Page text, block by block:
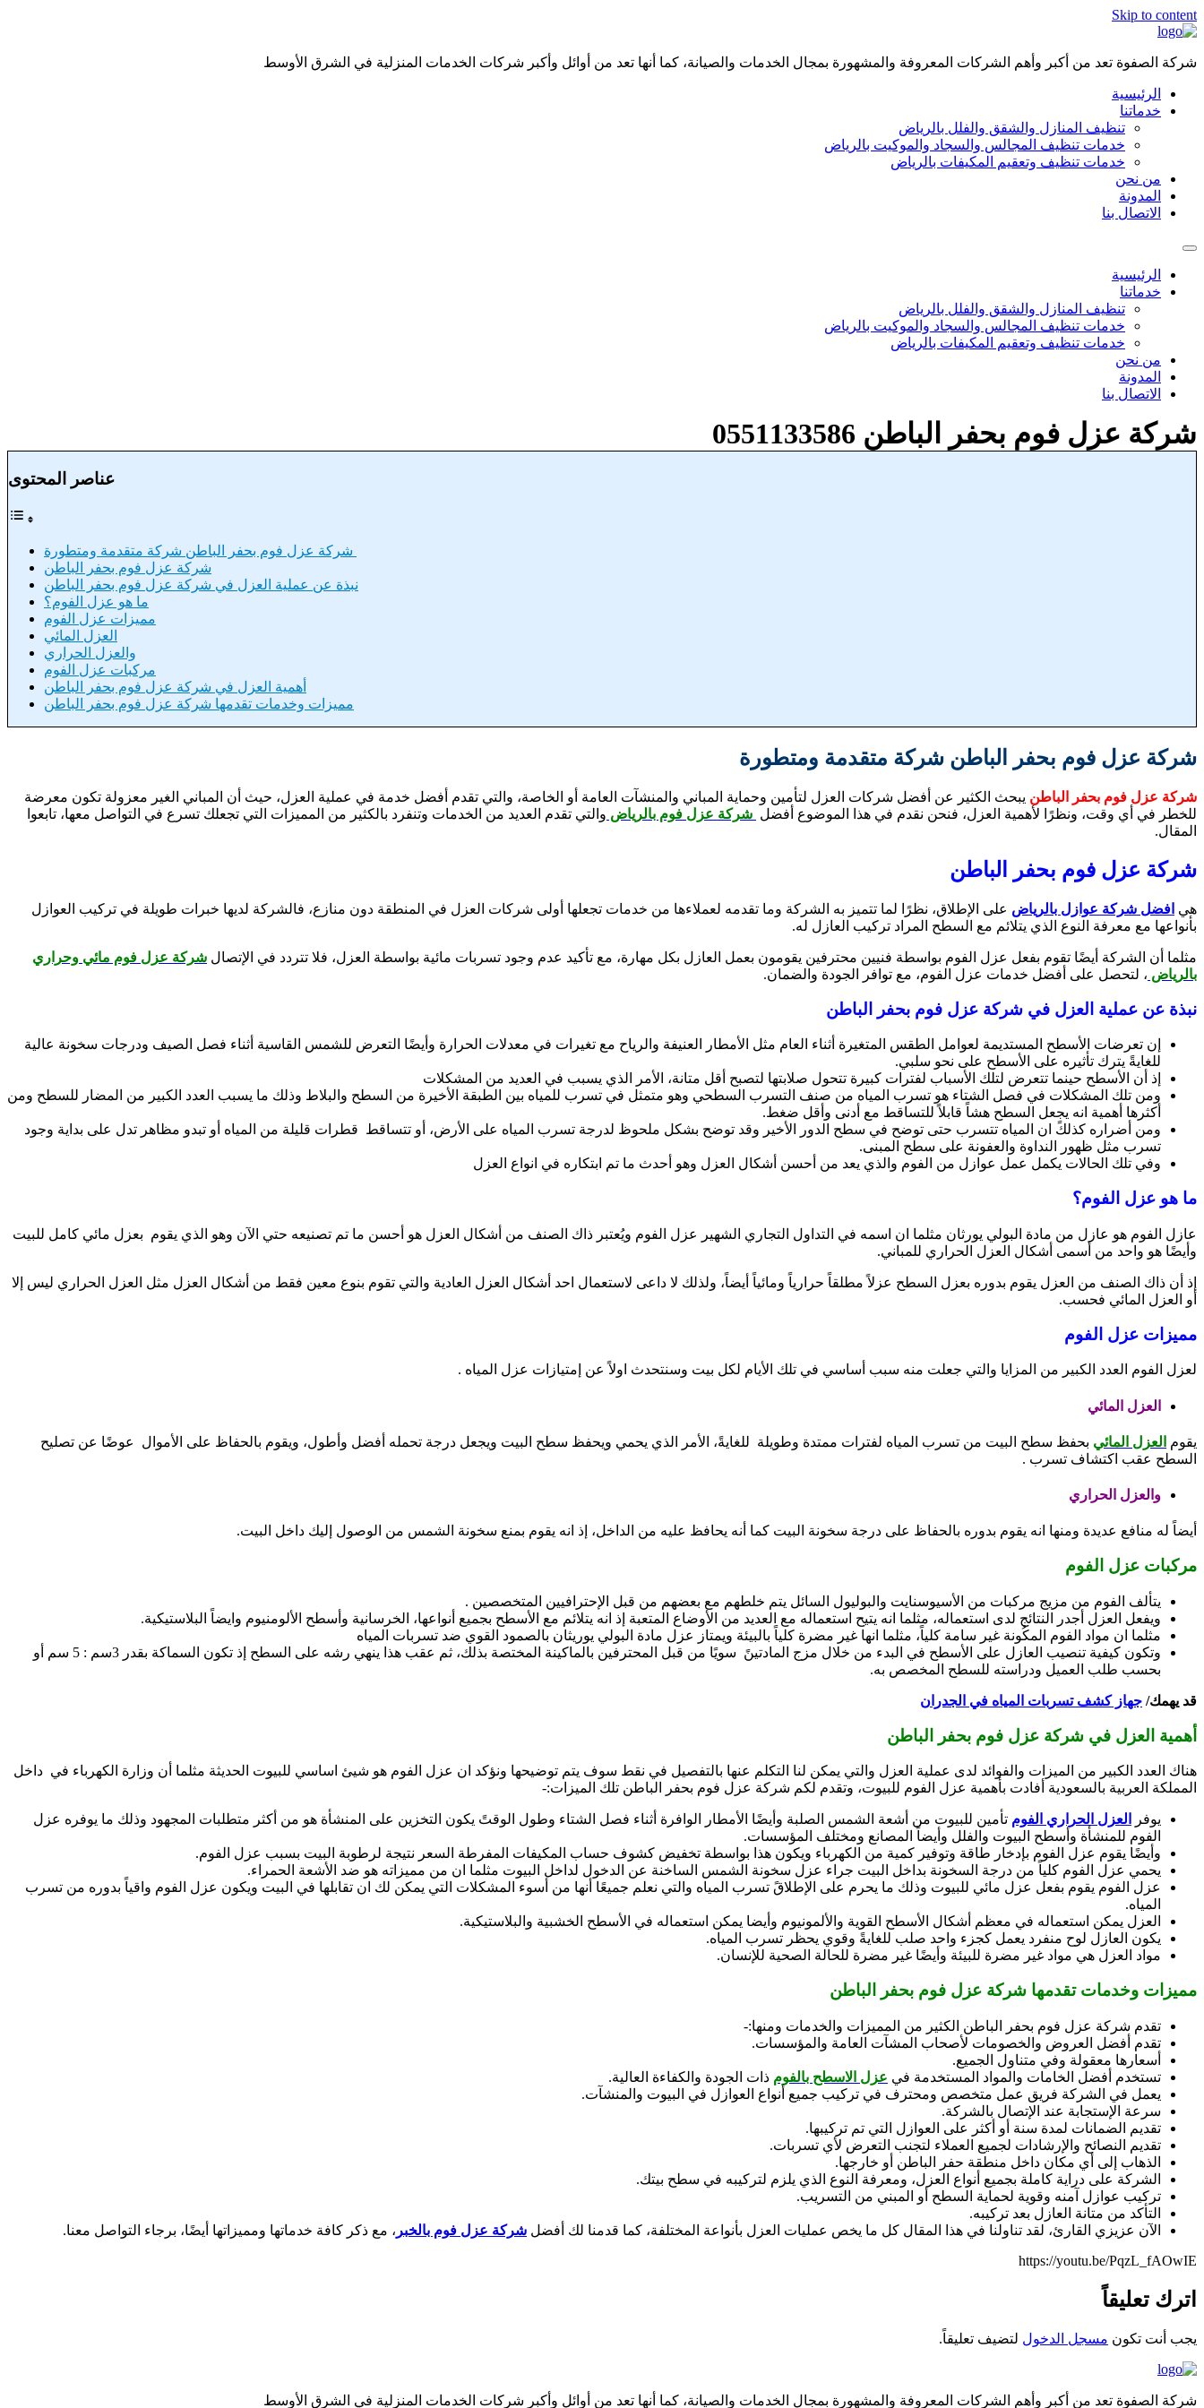
Skip to content
شركة الصفوة تعد من أكبر وأهم الشركات المعروفة والمشهورة بمجال الخدمات والصيانة، كما أنها تعد من أوائل وأكبر شركات الخدمات المنزلية في الشرق الأوسط
الرئيسية
خدماتنا
تنظيف المنازل والشقق والفلل بالرياض
خدمات تنظيف المجالس والسجاد والموكيت بالرياض
خدمات تنظيف وتعقيم المكيفات بالرياض
من نحن
المدونة
الاتصال بنا
الرئيسية
خدماتنا
تنظيف المنازل والشقق والفلل بالرياض
خدمات تنظيف المجالس والسجاد والموكيت بالرياض
خدمات تنظيف وتعقيم المكيفات بالرياض
من نحن
المدونة
الاتصال بنا
شركة عزل فوم بحفر الباطن 0551133586
عناصر المحتوى
شركة عزل فوم بحفر الباطن
نبذة عن عملية العزل في شركة عزل فوم بحفر الباطن
ما هو عزل الفوم؟
مميزات عزل الفوم
العزل المائي
والعزل الحراري
مركبات عزل الفوم
أهمية العزل في شركة عزل فوم بحفر الباطن
مميزات وخدمات تقدمها شركة عزل فوم بحفر الباطن
شركة عزل فوم بحفر الباطن شركة متقدمة ومتطورة
شركة عزل فوم بحفر الباطن يبحث الكثير عن أفضل شركات العزل لتأمين وحماية المباني والمنشآت العامة أو الخاصة، والتي تقدم أفضل خدمة في عملية العزل، حيث أن المباني الغير معزولة تكون معرضة
للخطر في أي وقت، ونظرًا لأهمية العزل، فنحن نقدم في هذا الموضوع أفضل شركة عزل فوم بالرياض والتي تقدم العديد من الخدمات وتنفرد بالكثير من المميزات التي تجعلك تسرع في التواصل معها، تابعوا
المقال.
شركة عزل فوم بحفر الباطن
هي افضل شركة عوازل بالرياض على الإطلاق، نظرًا لما تتميز به الشركة وما تقدمه لعملاءها من خدمات تجعلها أولى شركات العزل في المنطقة دون منازع، فالشركة لديها خبرات طويلة في تركيب العوازل
بأنواعها مع معرفة النوع الذي يتلائم مع السطح المراد تركيب العازل له.
مثلما أن الشركة أيضًا تقوم بفعل عزل الفوم بواسطة فنيين محترفين يقومون بعمل العازل بكل مهارة، مع تأكيد عدم وجود تسربات مائية بواسطة العزل، فلا تتردد في الإتصال شركة عزل فوم مائي وحراري
بالرياض ، لتحصل على أفضل خدمات عزل الفوم، مع توافر الجودة والضمان.
نبذة عن عملية العزل في شركة عزل فوم بحفر الباطن
إن تعرضات الأسطح المستديمة لعوامل الطقس المتغيرة أثناء العام مثل الأمطار العنيفة والرياح مع تغيرات في معدلات الحرارة وأيضًا التعرض للشمس القاسية أثناء فصل الصيف ودرجات سخونة عالية
للغايةً يترك تأثيره على الأسطح على نحو سلبي.
إذ أن الأسطح حينما تتعرض لتلك الأسباب لفترات كبيرة تتحول صلابتها لتصبح أقل متانة، الأمر الذي يسبب في العديد من المشكلات
ومن تلك المشكلات في فصل الشتاء هو تسرب المياه من صنف التسرب السطحي وهو متمثل في تسرب للمياه بين الطبقة الأخيرة من السطح والبلاط وذلك ما يسبب العدد الكبير من المضار للسطح ومن
أكثرها أهمية انه يجعل السطح هشاً قابلاً للتساقط مع أدنى وأقل ضغط.
ومن أضراره كذلكً ان المياه تتسرب حتى توضح في سطح الدور الأخير وقد توضح بشكل ملحوظ لدرجة تسرب المياه على الأرض، أو تتساقط قطرات قليلة من المياه أو تبدو مظاهر تدل على بداية وجود
تسرب مثل ظهور النداوة والعفونة على سطح المبنى.
وفي تلك الحالات يكمل عمل عوازل من الفوم والذي يعد من أحسن أشكال العزل وهو أحدث ما تم ابتكاره في انواع العزل
ما هو عزل الفوم؟
عازل الفوم هو عازل من مادة البولي يورثان مثلما ان اسمه في التداول التجاري الشهير عزل الفوم ويُعتبر ذاك الصنف من أشكال العزل هو أحسن ما تم تصنيعه حتي الآن وهو الذي يقوم بعزل مائي كامل للبيت
وأيضًا هو واحد من أسمى أشكال العزل الحراري للمباني.
إذ أن ذاك الصنف من العزل يقوم بدوره بعزل السطح عزلاً مطلقاً حرارياً ومائياً أيضاً، ولذلك لا داعى لاستعمال احد أشكال العزل العادية والتي تقوم بنوع معين فقط من أشكال العزل مثل العزل الحراري ليس إلا
أو العزل المائي فحسب.
مميزات عزل الفوم
لعزل الفوم العدد الكبير من المزايا والتي جعلت منه سبب أساسي في تلك الأيام لكل بيت وسنتحدث اولاً عن إمتيازات عزل المياه .
العزل المائي
يقوم العزل المائي بحفظ سطح البيت من تسرب المياه لفترات ممتدة وطويلة للغايةً، الأمر الذي يحمي ويحفظ سطح البيت ويجعل درجة تحمله أفضل وأطول، ويقوم بالحفاظ على الأموال عوضًا عن تصليح
السطح عقب اكتشاف تسرب .
والعزل الحراري
أيضاً له منافع عديدة ومنها انه يقوم بدوره بالحفاظ على درجة سخونة البيت كما أنه يحافظ عليه من الداخل، إذ انه يقوم بمنع سخونة الشمس من الوصول إليك داخل البيت.
مركبات عزل الفوم
يتألف الفوم من مزيج مركبات من الأسيوسنايت والبوليول السائل يتم خلطهم مع بعضهم من قبل الإحترافيين المتخصصين .
ويفعل العزل أجدر النتائج لدى استعماله، مثلما انه يتيح استعماله مع العديد من الأوضاع المتعبة إذ انه يتلائم مع الأسطح بجميع أنواعها، الخرسانية وأسطح الألومنيوم وايضاً البلاستيكية.
مثلما ان مواد الفوم المكُونة غير سامة كلياً، مثلما انها غير مضرة كلياً بالبيئة ويمتاز عزل مادة البولي يوريثان بالصمود القوي ضد تسربات المياه
وتكون كيفية تنصيب العازل على الأسطح في البدء من خلال مزج المادتينً سويًا من قبل المحترفين بالماكينة المختصة بذلك، ثم عقب هذا ينهي رشه على السطح إذ تكون السماكة بقدر 3سم : 5 سم أو
بحسب طلب العميل ودراسته للسطح المخصص به.
قد يهمك/ جهاز كشف تسربات المياه في الجدران
أهمية العزل في شركة عزل فوم بحفر الباطن
هناك العدد الكبير من الميزات والفوائد لدى عملية العزل والتي يمكن لنا التكلم عنها بالتفصيل في نقط سوف يتم توضيحها ونؤكد ان عزل الفوم هو شيئ اساسي للبيوت الحديثة مثلما أن وزارة الكهرباء في داخل
المملكة العربية بالسعودية أفادت بأهمية عزل الفوم للبيوت، وتقدم لكم شركة عزل فوم بحفر الباطن تلك الميزات:-
يوفر العزل الحراري الفوم تأمين للبيوت من أشعة الشمس الصلبة وأيضًا الأمطار الوافرة أثناء فصل الشتاء وطول الوقتً يكون التخزين على المنشأة هو من أكثر متطلبات المجهود وذلك ما يوفره عزل
الفوم للمنشأة وأسطح البيوت والفلل وأيضاً المصانع ومختلف المؤسسات.
وأيضًا يقوم عزل الفوم بإدخار طاقة وتوفير كمية من الكهرباء ويكون هذا بواسطة تخفيض كشوف حساب المكيفات المفرطة السعر نتيجة لرطوبة البيت بسبب عزل الفوم.
يحمي عزل الفوم كلياً من درجة السخونة بداخل البيت جراء عزل سخونة الشمس الساخنة عن الدخول لداخل البيوت مثلما ان من مميزاته هو ضد الأشعة الحمراء.
عزل الفوم يقوم بفعل عزل مائي للبيوت وذلك ما يحرم على الإطلاقً تسرب المياه والتي نعلم جميعًا أنها من أسوء المشكلات التي يمكن لك ان تقابلها في البيت ويكون عزل الفوم واقياً بدوره من تسرب
المياه.
العزل يمكن استعماله في معظم أشكال الأسطح القوية والألمونيوم وأيضا يمكن استعماله في الأسطح الخشبية والبلاستيكية.
يكون العازل لوح منفرد يعمل كجزء واحد صلب للغايةً وقوي يحظر تسرب المياه.
مواد العزل هي مواد غير مضرة للبيئة وأيضًا غير مضرة للحالة الصحية للإنسان.
مميزات وخدمات تقدمها شركة عزل فوم بحفر الباطن
تقدم شركة عزل فوم بحفر الباطن الكثير من المميزات والخدمات ومنها:-
تقدم أفضل العروض والخصومات لأصحاب المشآت العامة والمؤسسات.
أسعارها معقولة وفي متناول الجميع.
تستخدم أفضل الخامات والمواد المستخدمة في عزل الاسطح بالفوم ذات الجودة والكفاءة العالية.
يعمل في الشركة فريق عمل متخصص ومحترف في تركيب جميع أنواع العوازل في البيوت والمنشآت.
سرعة الإستجابة عند الإتصال بالشركة.
تقديم الضمانات لمدة سنة أو أكثر على العوازل التي تم تركيبها.
تقديم النصائح والإرشادات لجميع العملاء لتجنب التعرض لأي تسربات.
الذهاب إلى أي مكان داخل منطقة حفر الباطن أو خارجها.
الشركة على دراية كاملة بجميع أنواع العزل، ومعرفة النوع الذي يلزم لتركيبه في سطح بيتك.
تركيب عوازل آمنه وقوية لحماية السطح أو المبني من التسريب.
التأكد من متانة العازل بعد تركيبه.
الآن عزيزي القارئ، لقد تناولنا في هذا المقال كل ما يخص عمليات العزل بأنواعة المختلفة، كما قدمنا لك أفضل شركة عزل فوم بالخبر ، مع ذكر كافة خدماتها ومميزاتها أيضًا، برجاء التواصل معنا.
https://youtu.be/PqzL_fAOwIE
اترك تعليقاً
يجب أنت تكون مسجل الدخول لتضيف تعليقاً.
شركة الصفوة تعد من أكبر وأهم الشركات المعروفة والمشهورة بمجال الخدمات والصيانة، كما أنها تعد من أوائل وأكبر شركات الخدمات المنزلية في الشرق الأوسط